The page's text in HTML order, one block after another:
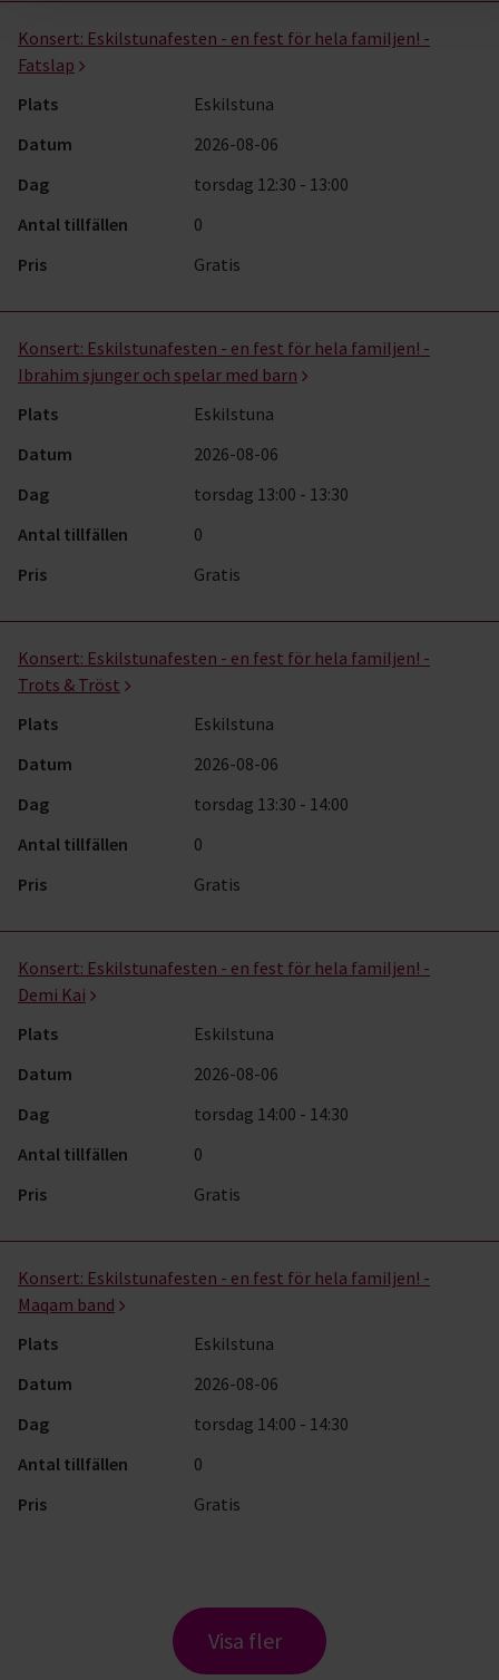
Konsert: Eskilstunafesten - en fest för hela familjen! -
Fatslap
Plats
Eskilstuna
Datum
2026-08-06
Dag
torsdag 12:30 - 13:00
Antal tillfällen
0
Pris
Gratis
Konsert: Eskilstunafesten - en fest för hela familjen! -
Ibrahim sjunger och spelar med barn
Plats
Eskilstuna
Datum
2026-08-06
Dag
torsdag 13:00 - 13:30
Antal tillfällen
0
Pris
Gratis
Konsert: Eskilstunafesten - en fest för hela familjen! -
Trots & Tröst
Plats
Eskilstuna
Datum
2026-08-06
Dag
torsdag 13:30 - 14:00
Antal tillfällen
0
Pris
Gratis
Konsert: Eskilstunafesten - en fest för hela familjen! -
Demi Kai
Plats
Eskilstuna
Datum
2026-08-06
Dag
torsdag 14:00 - 14:30
Antal tillfällen
0
Pris
Gratis
Konsert: Eskilstunafesten - en fest för hela familjen! -
Maqam band
Plats
Eskilstuna
Datum
2026-08-06
Dag
torsdag 14:00 - 14:30
Antal tillfällen
0
Pris
Gratis
Visa fler